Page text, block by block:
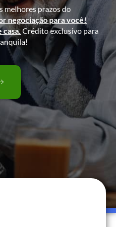
melhores prazos do
negociação para você!
casa. Crédito exclusivo para